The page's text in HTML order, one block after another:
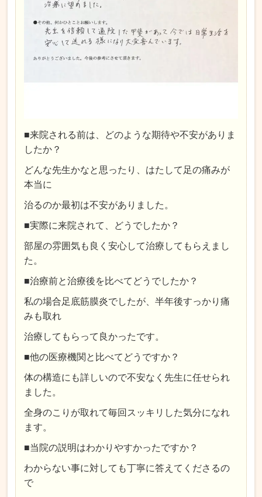
■来院される前は、どのような期待や不安がありま
したか？
どんな先生かなと思ったり、はたして足の痛みが
本当に
治るのか最初は不安がありました。
■実際に来院されて、どうでしたか？
部屋の雰囲気も良く安心して治療してもらえまし
た。
■治療前と治療後を比べてどうでしたか？
私の場合足底筋膜炎でしたが、半年後すっかり痛
みも取れ
治療してもらって良かったです。
■他の医療機関と比べてどうですか？
体の構造にも詳しいので不安なく先生に任せられ
ました。
全身のこりが取れて毎回スッキリした気分になれ
ます。
■当院の説明はわかりやすかったですか？
わからない事に対しても丁寧に答えてくださるの
で